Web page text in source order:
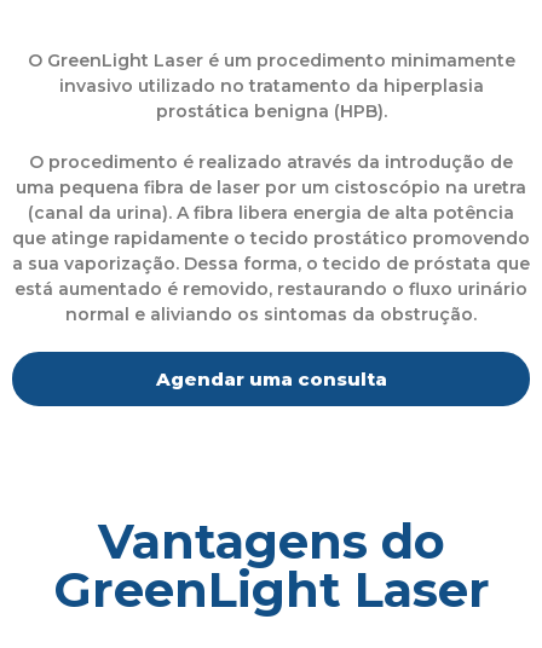
O GreenLight Laser é um procedimento minimamente
invasivo utilizado no tratamento da hiperplasia
prostática benigna (HPB).
O procedimento é realizado através da introdução de
uma pequena fibra de laser por um cistoscópio na uretra
(canal da urina). A fibra libera energia de alta potência
que atinge rapidamente o tecido prostático promovendo
a sua vaporização. Dessa forma, o tecido de próstata que
está aumentado é removido, restaurando o fluxo urinário
normal e aliviando os sintomas da obstrução.
Agendar uma consulta
Vantagens do
GreenLight Laser